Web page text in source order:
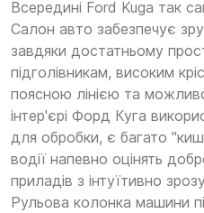
Всередині Ford Kuga так
Салон авто забезпечує
завдяки достатньому
підголівникам, високим
поясною лінією та
інтер'єрі Форд Куга
для обробки, є багато
водії напевно оцінять
приладів з інтуїтивно
Рульова колонка машини